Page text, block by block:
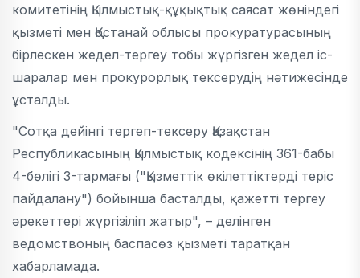
комитетінің Қылмыстық-құқықтық саясат жөніндегі
қызметі мен Қостанай облысы прокуратурасының
бірлескен жедел-тергеу тобы жүргізген жедел іс-
шаралар мен прокурорлық тексерудің нәтижесінде
ұсталды.
"Сотқа дейінгі тергеп-тексеру Қазақстан
Республикасының Қылмыстық кодексінің 361-бабы
4-бөлігі 3-тармағы ("Қызметтік өкілеттіктерді теріс
пайдалану") бойынша басталды, қажетті тергеу
әрекеттері жүргізіліп жатыр", – делінген
ведомствоның баспасөз қызметі таратқан
хабарламада.